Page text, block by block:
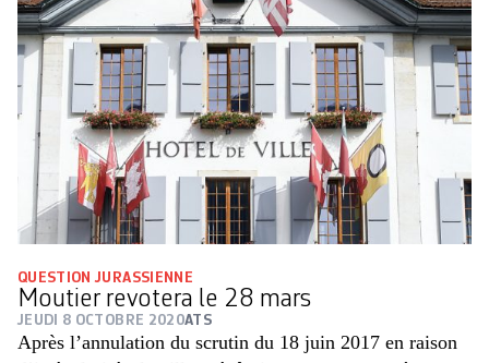
QUESTION JURASSIENNE
Moutier revotera le 28 mars
JEUDI 8 OCTOBRE 2020ATS
Après l’annulation du scrutin du 18 juin 2017 en raison